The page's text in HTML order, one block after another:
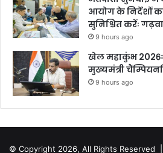
आयोग के निर्देशों
सुनिश्चित करेंः
9 hours ago
खेल महाकुंभ
मुख्यमंत्री
9 hours ago
© Copyright 2026, All Rights Reserved |